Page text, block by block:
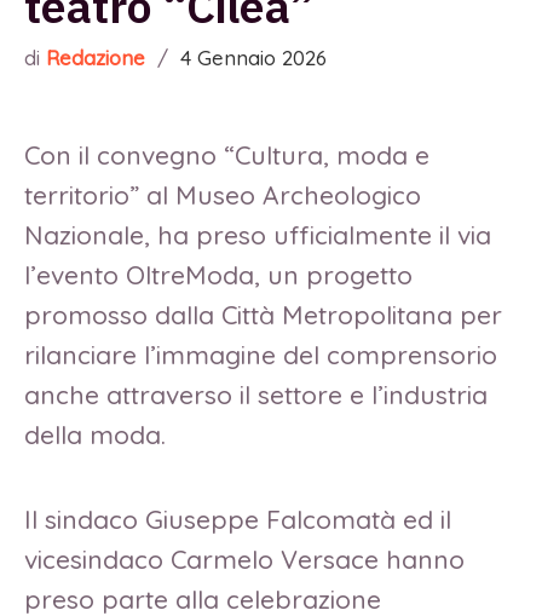
di Redazione / 4 Gennaio 2026
Con il convegno “Cultura, moda e
territorio” al Museo Archeologico
Nazionale, ha preso ufficialmente il via
l’evento OltreModa, un progetto
promosso dalla Città Metropolitana per
rilanciare l’immagine del comprensorio
anche attraverso il settore e l’industria
della moda.
Il sindaco Giuseppe Falcomatà ed il
vicesindaco Carmelo Versace hanno
preso parte alla celebrazione